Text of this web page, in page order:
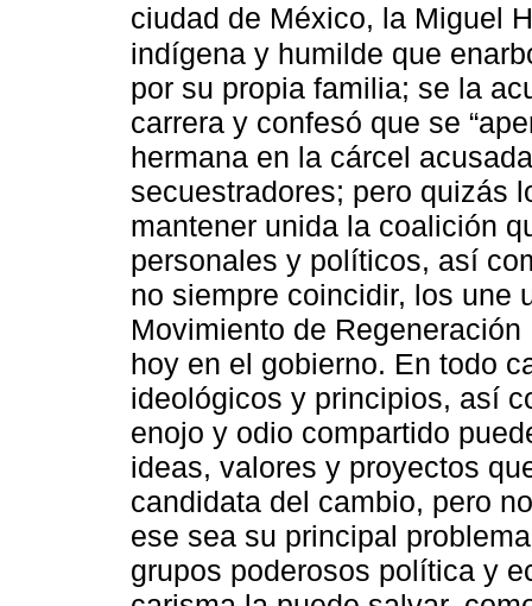
ciudad de México, la Miguel
indígena y humilde que
por su propia familia; se la
carrera y confesó que se
hermana en la cárcel
secuestradores; pero quizás
mantener unida la coalición
personales y políticos, así
no siempre coincidir, los une
Movimiento de
hoy en el gobierno. En todo
ideológicos y principios, así
enojo y odio compartido
ideas, valores y proyectos
candidata del cambio, pero
ese sea su principal
grupos poderosos política y